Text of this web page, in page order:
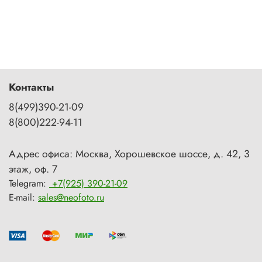
Контакты
8(499)390-21-09
8(800)222-94-11
Адрес офиса: Москва, Хорошевское шоссе, д. 42, 3
этаж, оф. 7
Telegram: +7(925) 390-21-09
E-mail: sales@neofoto.ru